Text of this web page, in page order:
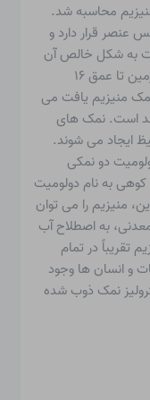
۱.۹۴ درصد برای منیزیم محاسبه شد.
عنصر قرار دارد و
به شکل خالص آن
وجود ندارد. ترکیبات آن را می توان در پوسته زمین تا عمق ۱۶
منیزیم یافت می
در شوری کل دریا حدود ۱۵ درصد است. نمک های
ایجاد می شوند.
دو نمکی
به نام دولومیت
منیزیم را می توان
به اصطلاح آب
تقریباً در تمام
و انسان ها وجود
نمک ذوب شده